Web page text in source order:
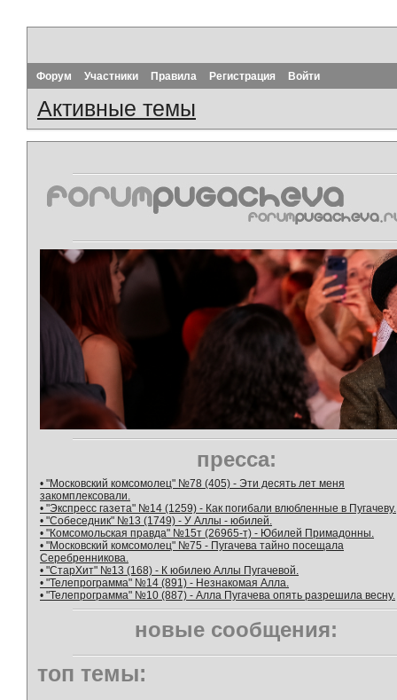
Форум Участники Правила Регистрация Войти
Активные темы
пресса:
• "Московский комсомолец" №78 (405) - Эти десять лет меня
закомплексовали.
• "Экспресс газета" №14 (1259) - Как погибали влюбленные в Пугачеву.
• "Собеседник" №13 (1749) - У Аллы - юбилей.
• "Комсомольская правда" №15т (26965-т) - Юбилей Примадонны.
• "Московский комсомолец" №75 - Пугачева тайно посещала
Серебренникова.
• "СтарХит" №13 (168) - К юбилею Аллы Пугачевой.
• "Телепрограмма" №14 (891) - Незнакомая Алла.
• "Телепрограмма" №10 (887) - Алла Пугачева опять разрешила весну.
новые сообщения:
топ темы: